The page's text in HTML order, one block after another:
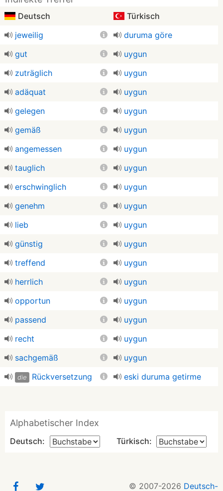
Deutsch
Türkisch
jeweilig
duruma göre
gut
uygun
zuträglich
uygun
adäquat
uygun
gelegen
uygun
gemäß
uygun
angemessen
uygun
tauglich
uygun
erschwinglich
uygun
genehm
uygun
lieb
uygun
günstig
uygun
treffend
uygun
herrlich
uygun
opportun
uygun
passend
uygun
recht
uygun
sachgemäß
uygun
die Rückversetzung eski duruma getirme
Alphabetischer Index
Deutsch: Türkisch:
© 2007-2026 Deutsch-